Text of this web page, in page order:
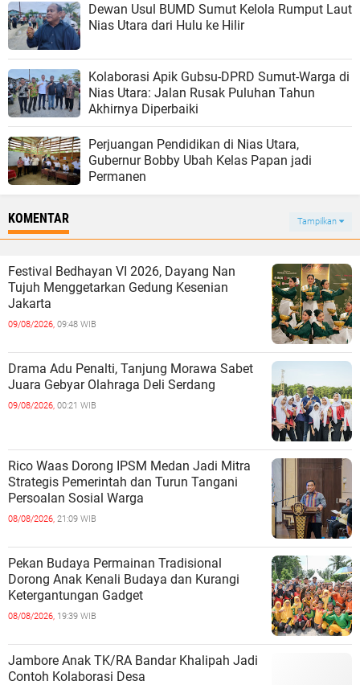
Dewan Usul BUMD Sumut Kelola Rumput Laut
Nias Utara dari Hulu ke Hilir
Kolaborasi Apik Gubsu-DPRD Sumut-Warga di
Nias Utara: Jalan Rusak Puluhan Tahun
Akhirnya Diperbaiki
Perjuangan Pendidikan di Nias Utara,
Gubernur Bobby Ubah Kelas Papan jadi
Permanen
KOMENTAR Tampilkan
Festival Bedhayan VI 2026, Dayang Nan
Tujuh Menggetarkan Gedung Kesenian
Jakarta
09/08/2026, 09:48 WIB
Drama Adu Penalti, Tanjung Morawa Sabet
Juara Gebyar Olahraga Deli Serdang
09/08/2026, 00:21 WIB
Rico Waas Dorong IPSM Medan Jadi Mitra
Strategis Pemerintah dan Turun Tangani
Persoalan Sosial Warga
08/08/2026, 21:09 WIB
Pekan Budaya Permainan Tradisional
Dorong Anak Kenali Budaya dan Kurangi
Ketergantungan Gadget
08/08/2026, 19:39 WIB
Jambore Anak TK/RA Bandar Khalipah Jadi
Contoh Kolaborasi Desa